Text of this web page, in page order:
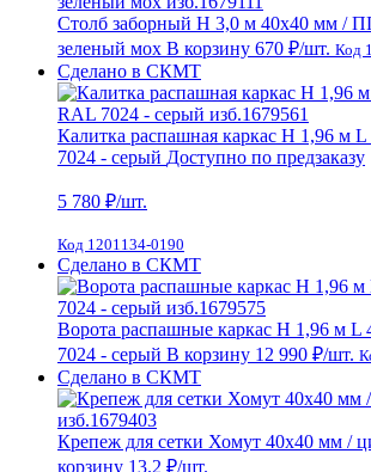
Столб заборный H 3,0 м 40х40 мм /
зеленый мох В корзину 670 ₽/шт. Код
Сделано в СКМТ
Калитка распашная каркас Н 1,96 м
7024 - серый Доступно по предзаказу
5 780 ₽/шт.
Код 1201134-0190
Сделано в СКМТ
Ворота распашные каркас Н 1,96 м
7024 - серый В корзину 12 990 ₽/шт.
Сделано в СКМТ
Крепеж для сетки Хомут 40х40 мм /
корзину 13.2 ₽/шт.